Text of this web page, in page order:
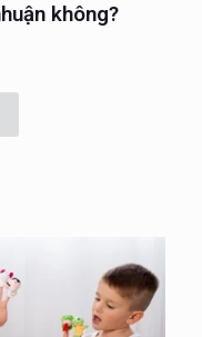
không?